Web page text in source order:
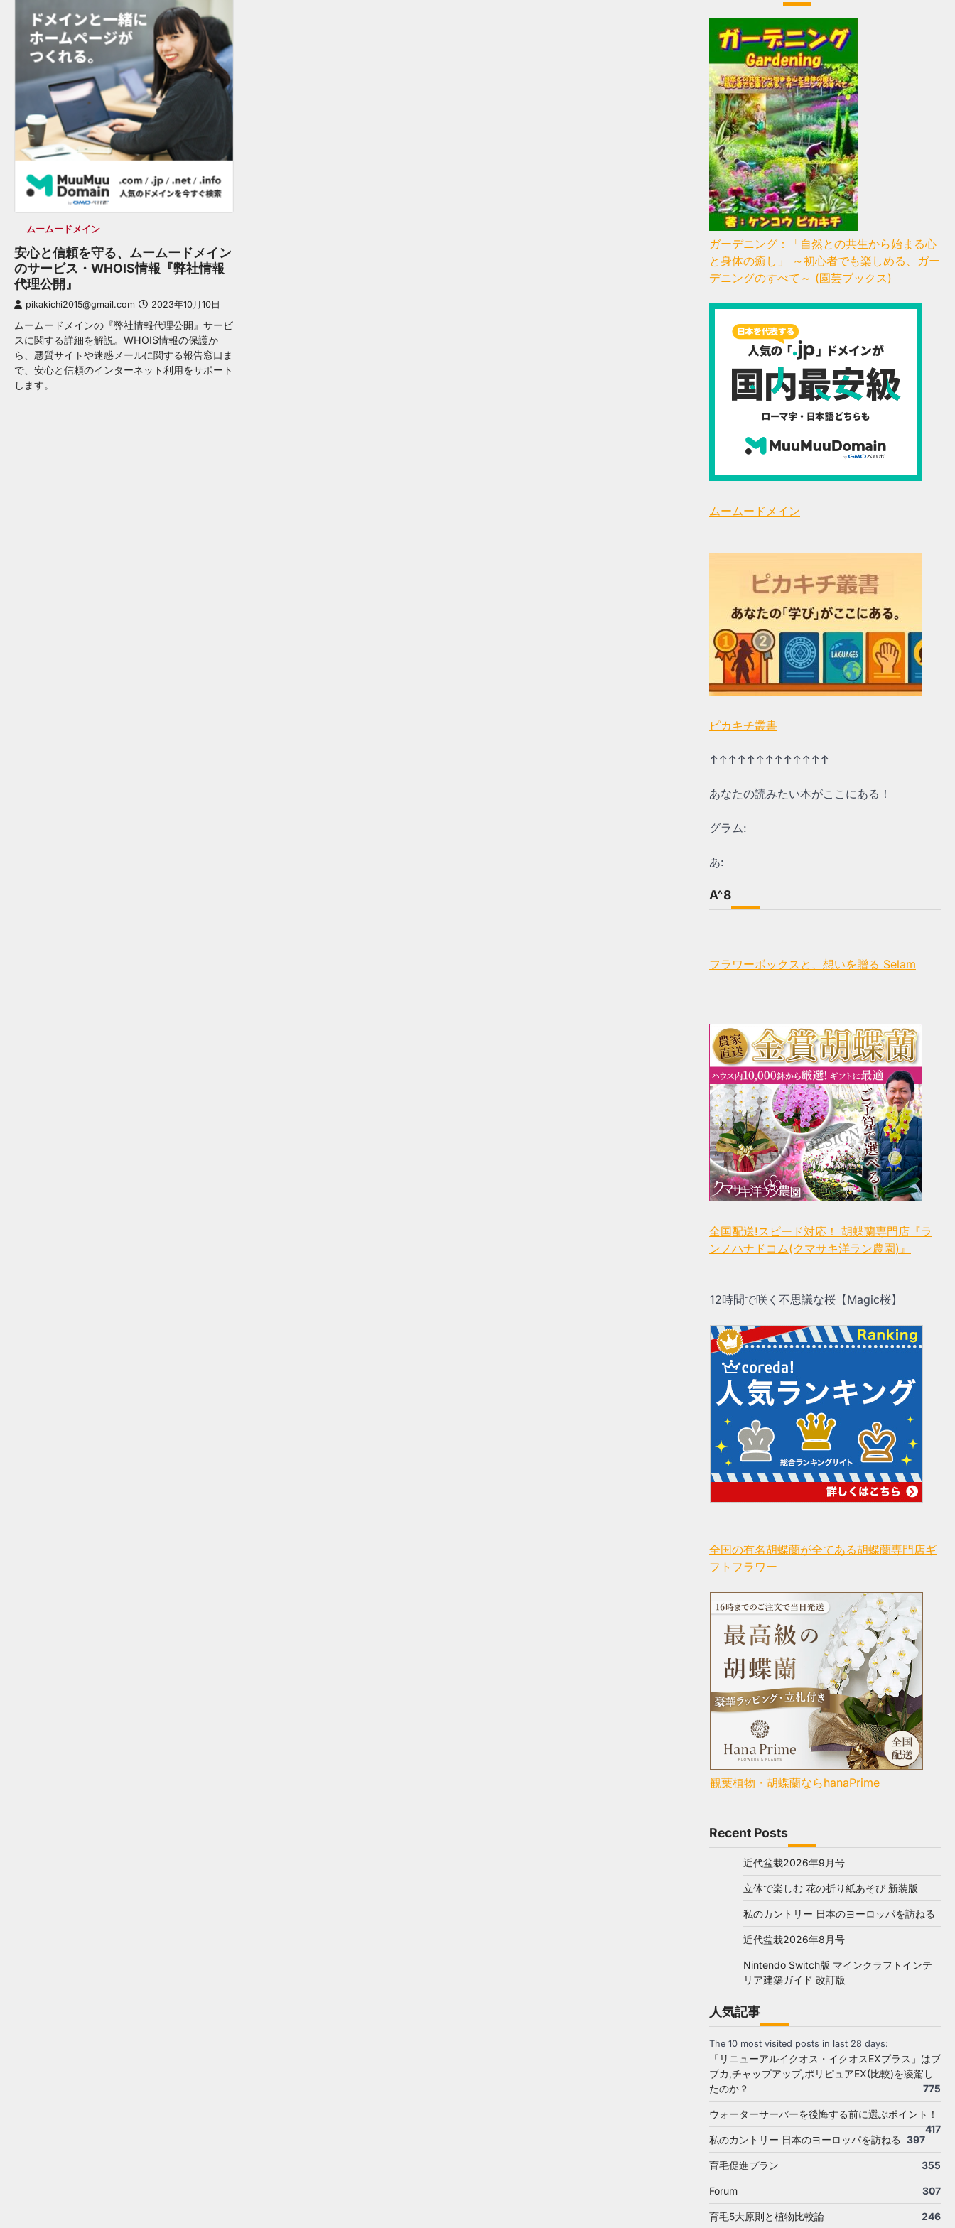
ムームードメイン
安心と信頼を守る、ムームードメイン
のサービス・WHOIS情報『弊社情報
代理公開』
pikakichi2015@gmail.com 2023年10月10日
ムームードメインの『弊社情報代理公開』サービ
スに関する詳細を解説。WHOIS情報の保護か
ら、悪質サイトや迷惑メールに関する報告窓口ま
で、安心と信頼のインターネット利用をサポート
します。
ガーデニング：「自然との共生から始まる心
と身体の癒し」 ～初心者でも楽しめる、ガー
デニングのすべて～ (園芸ブックス)
ムームードメイン
ピカキチ叢書
↑↑↑↑↑↑↑↑↑↑↑↑↑
あなたの読みたい本がここにある！
グラム:
あ:
A^8
フラワーボックスと、想いを贈る Selam
全国配送!スピード対応！ 胡蝶蘭専門店『ラ
ンノハナドコム(クマサキ洋ラン農園)』
12時間で咲く不思議な桜【Magic桜】
全国の有名胡蝶蘭が全てある胡蝶蘭専門店ギ
フトフラワー
観葉植物・胡蝶蘭ならhanaPrime
Recent Posts
近代盆栽2026年9月号
立体で楽しむ 花の折り紙あそび 新装版
私のカントリー 日本のヨーロッパを訪ねる
近代盆栽2026年8月号
Nintendo Switch版 マインクラフトインテ
リア建築ガイド 改訂版
人気記事
The 10 most visited posts in last 28 days:
「リニューアルイクオス・イクオスEXプラス」はブ
ブカ,チャップアップ,ポリピュアEX(比較)を凌駕し
たのか？
775
ウォーターサーバーを後悔する前に選ぶポイント！
417
私のカントリー 日本のヨーロッパを訪ねる 397
育毛促進プラン 355
Forum 307
育毛5大原則と植物比較論 246